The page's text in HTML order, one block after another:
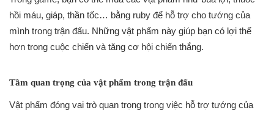
hồi máu, giáp, thần tốc… bằng ruby để hỗ trợ cho tướng của
mình trong trận đấu. Những vật phẩm này giúp bạn có lợi thế
hơn trong cuộc chiến và tăng cơ hội chiến thắng.
Tầm quan trọng của vật phẩm trong trận đấu
Vật phẩm đóng vai trò quan trọng trong việc hỗ trợ tướng của